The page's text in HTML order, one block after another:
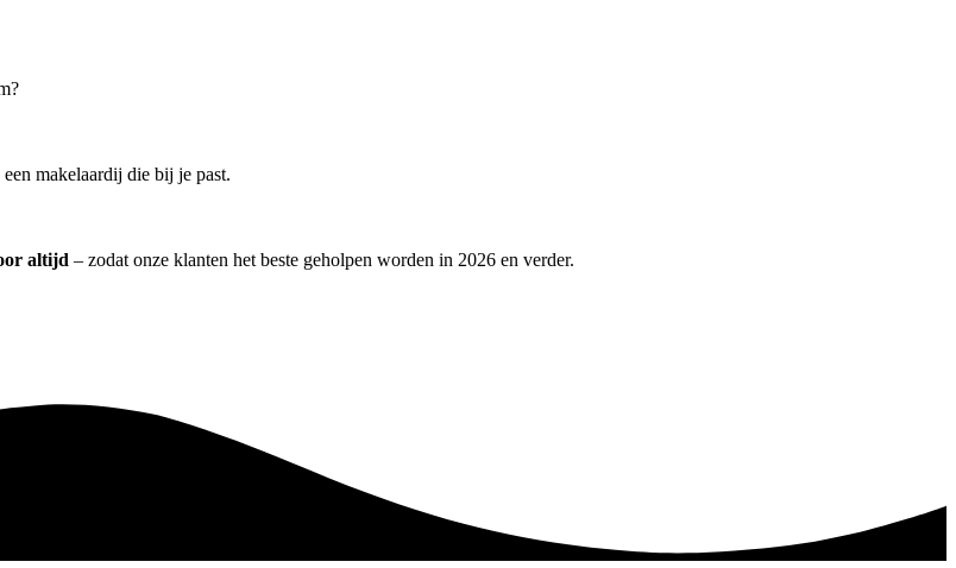
makelaardij die bij je past.
altijd – zodat onze klanten het beste geholpen worden in 2026 en verder.